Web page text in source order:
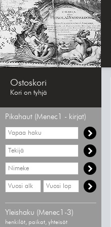
Ostoskori
Kori on tyhjä
Pikahaut (Menec1 - kirjat)
Vapaa
haku
Hae
tekijää
Hae
nimekettä
Hae
vähimmäisvuosi
Hae
enimmäisvuosi
Yleishaku (Menec1-3)
henkilöt, paikat, yhteisöt